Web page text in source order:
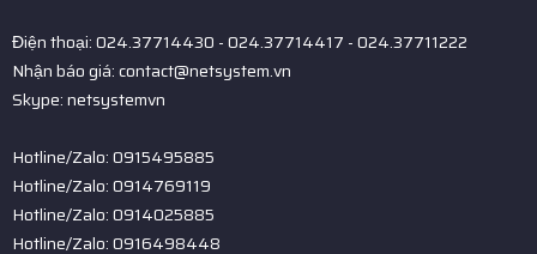
Điện thoại: 024.37714430 - 024.37714417 - 024.37711222
Nhận báo giá: contact@netsystem.vn
Skype: netsystemvn
Hotline/Zalo: 0915495885
Hotline/Zalo: 0914769119
Hotline/Zalo: 0914025885
Hotline/Zalo: 0916498448